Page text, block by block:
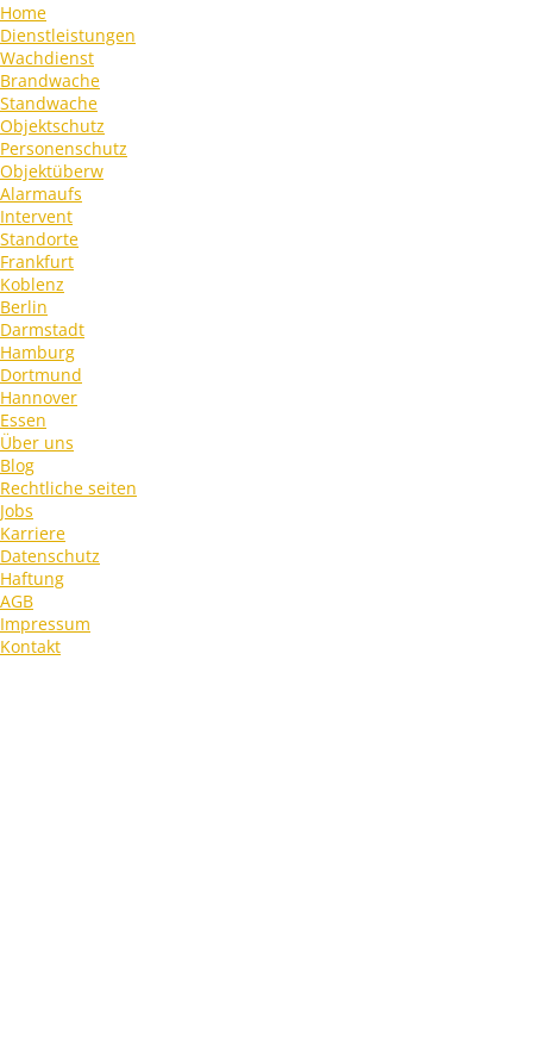
Home
Dienstleistungen
Wachdienst
Brandwache
Standwache
Objektschutz
Personenschutz
Objektüberw
Alarmaufs
Intervent
Standorte
Frankfurt
Koblenz
Berlin
Darmstadt
Hamburg
Dortmund
Hannover
Essen
Über uns
Blog
Rechtliche seiten
Jobs
Karriere
Datenschutz
Haftung
AGB
Impressum
Kontakt